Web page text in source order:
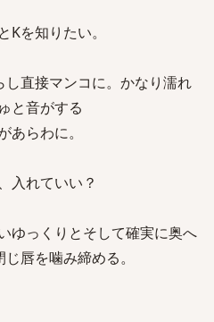
を知りたい。
直接マンコに。かなり濡れ
と音がする
あらわに。
入れていい？
ゆっくりとそして確実に奥へ
唇を噛み締める。